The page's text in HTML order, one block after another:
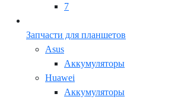
7
Запчасти для планшетов
Asus
Аккумуляторы
Huawei
Аккумуляторы